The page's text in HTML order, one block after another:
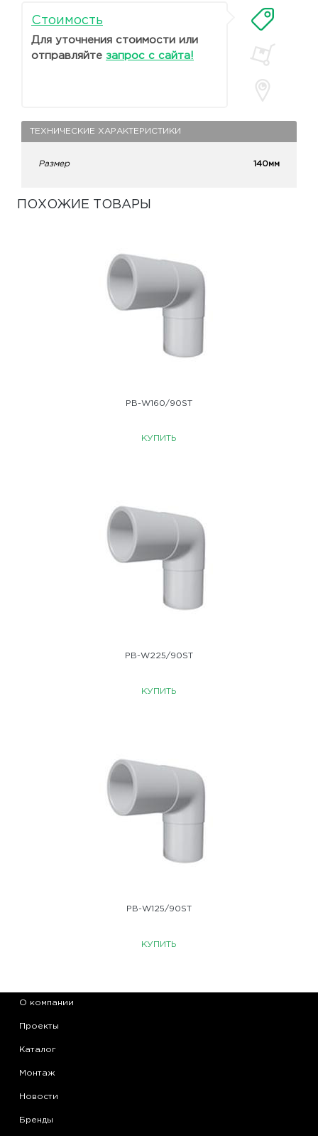
Стоимость
Для уточнения стоимости или
отправляйте запрос с сайта!
ТЕХНИЧЕСКИЕ ХАРАКТЕРИСТИКИ
Размер 140мм
ПОХОЖИЕ ТОВАРЫ
PB-W160/90ST
КУПИТЬ
PB-W225/90ST
КУПИТЬ
PB-W125/90ST
КУПИТЬ
О компании
Проекты
Каталог
Монтаж
Новости
Бренды